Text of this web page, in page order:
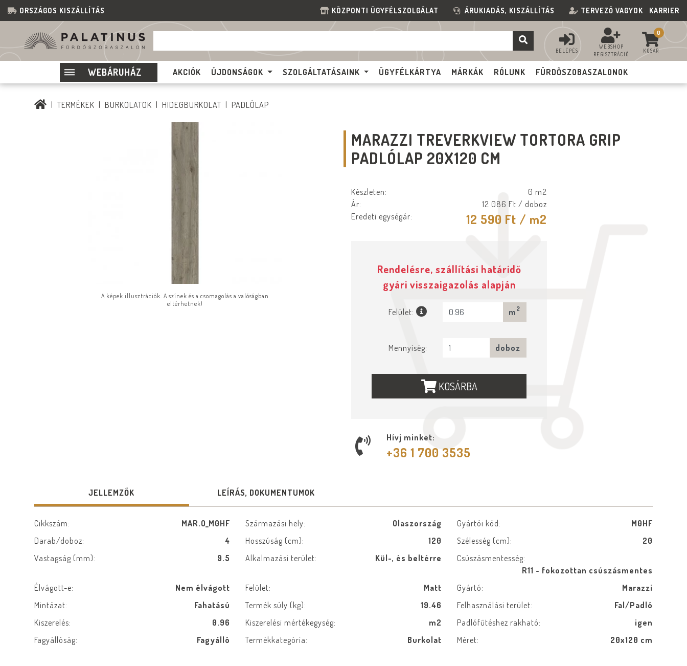
ORSZÁGOS KISZÁLLÍTÁS KÖZPONTI ÜGYFÉLSZOLGÁLAT ÁRUKIADÁS, KISZÁLLÍTÁS TERVEZŐ VAGYOK KARRIER
BELÉPÉS
WEBSHOP
REGISZTRÁCIÓ
0
KOSÁR
WEBÁRUHÁZ AKCIÓK ÚJDONSÁGOK SZOLGÁLTATÁSAINK ÜGYFÉLKÁRTYA MÁRKÁK RÓLUNK FÜRDŐSZOBASZALONOK
TERMÉKEK BURKOLATOK HIDEGBURKOLAT PADLÓLAP
A képek illusztrációk. A színek és a csomagolás a valóságban
eltérhetnek!
MARAZZI TREVERKVIEW TORTORA GRIP
PADLÓLAP 20X120 CM
Készleten:
0 m2
Ár:
12 086 Ft / doboz
Eredeti egységár:
12 590 Ft / m2
Rendelésre, szállítási határidő
gyári visszaigazolás alapján
Felület: m 2
Mennyiség: doboz
KOSÁRBA
Hívj minket:
+36 1 700 3535
JELLEMZŐK LEÍRÁS, DOKUMENTUMOK
Cikkszám: MAR.O_M0HF Származási hely: Olaszország Gyártói kód:
M0HF
Darab/doboz:
4 Hosszúság (cm): 120 Szélesség (cm):
20
Vastagság (mm):
9.5 Alkalmazási terület: Kül-, és beltérre
Csúszásmentesség:
R11 - fokozottan csúszásmentes
Élvágott-e:
Nem élvágott Felület: Matt Gyártó:
Marazzi
Mintázat:
Fahatású Termék súly (kg): 19.46 Felhasználási terület:
Fal/Padló
Kiszerelés:
0.96 Kiszerelési mértékegység: m2 Padlófűtéshez rakható:
igen
Fagyállóság:
Fagyálló Termékkategória: Burkolat Méret: 20x120 cm